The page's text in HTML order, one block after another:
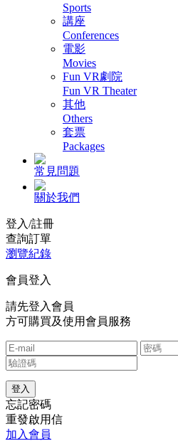
Sports
講座
Conferences
電影
Movies
Fun VR劇院
Fun VR Theater
其他
Others
套票
Packages
常見問題
關於我們
登入/註冊
查詢訂單
瀏覽紀錄
會員登入
請先登入會員
方可購買及使用會員服務
忘記密碼
重發啟用信
加入會員